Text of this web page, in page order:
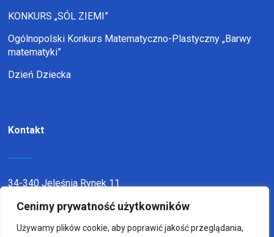
Cenimy prywatność użytkowników
Używamy plików cookie, aby poprawić jakość przeglądania,
KONKURS „SÓL ZIEMI”
Ogólnopolski Konkurs Matematyczno-Plastyczny „Barwy
matematyki”
Dzień Dziecka
Kontakt
34-340 Jeleśnia Rynek 11
telefon:338636116
email:sp1jel@op.pl